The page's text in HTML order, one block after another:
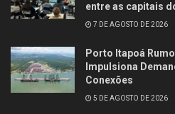
entre as capitais
7 DE AGOSTO DE 2026
Porto Itapoá
Impulsiona
Conexões
5 DE AGOSTO DE 2026